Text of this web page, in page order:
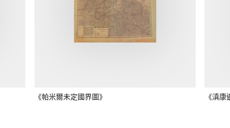
《帕米爾未定國界圖》 《滇